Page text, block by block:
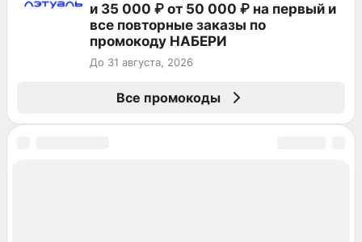
и 35 000 ₽ от 50 000 ₽ на первый и
все повторные заказы по
промокоду НАБЕРИ
До 31 августа, 2026
Все промокоды